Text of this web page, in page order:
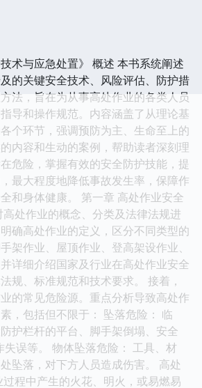
技术与应急处置》 概述 本书系统阐述
的关键安全技术、风险评估、防护措
法，旨在为从事高处作业的各类人员
导和操作规范。内容涵盖了从理论基
个环节，强调预防为主、生命至上的
内容和生动的案例，帮助读者深刻理
危险，掌握有效的安全防护技能，提
最大程度地降低事故发生率，保障作
和身体健康。 第一章 高处作业安全
处作业的概念、分类及法律法规进
确高处作业的定义，区分不同类型的
架作业、屋顶作业、登高架设作业、
详细介绍国家及行业在高处作业安全
规、标准规范和技术要求。 接着，
的常见危险源。重点分析导致高处作
，包括但不限于： 坠落危险： 临
护栏杆的平台、脚手架倒塌、安全
误等。 物体坠落危险： 工具、材
坠落，对下方人员造成伤害。 高处
过程中产生的火花、明火，或易燃易